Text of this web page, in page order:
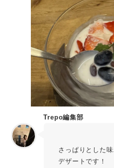
Trepo編集部
さっぱりとした
デザートです！